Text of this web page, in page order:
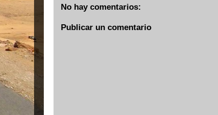
No hay comentarios:
Publicar un comentario